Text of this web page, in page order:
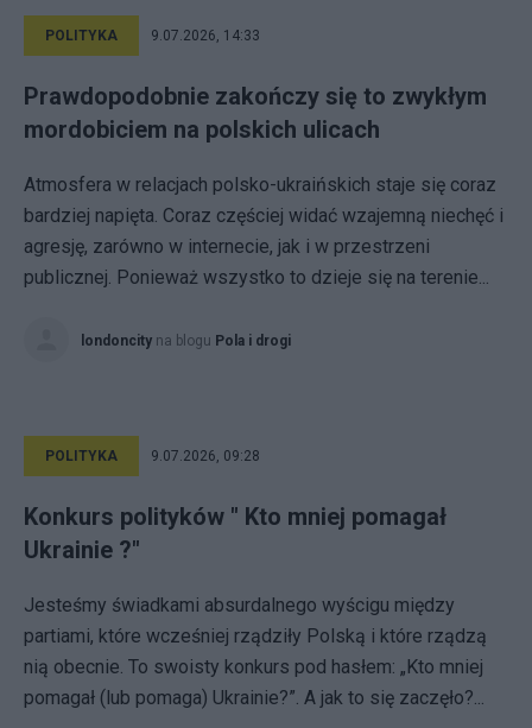
POLITYKA 9.07.2026, 14:33
Prawdopodobnie zakończy się to zwykłym
mordobiciem na polskich ulicach
Atmosfera w relacjach polsko-ukraińskich staje się coraz
bardziej napięta. Coraz częściej widać wzajemną niechęć i
agresję, zarówno w internecie, jak i w przestrzeni
publicznej. Ponieważ wszystko to dzieje się na terenie...
londoncity na blogu Pola i drogi
POLITYKA 9.07.2026, 09:28
Konkurs polityków " Kto mniej pomagał
Ukrainie ?"
Jesteśmy świadkami absurdalnego wyścigu między
partiami, które wcześniej rządziły Polską i które rządzą
nią obecnie. To swoisty konkurs pod hasłem: „Kto mniej
pomagał (lub pomaga) Ukrainie?”. A jak to się zaczęło?...